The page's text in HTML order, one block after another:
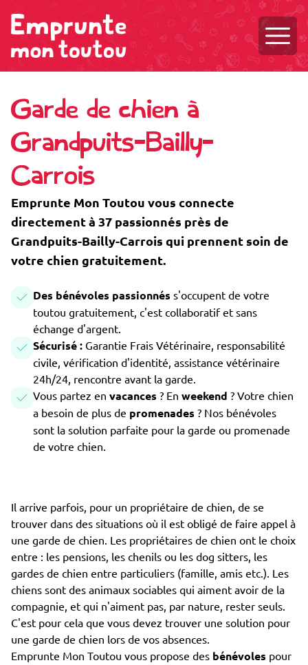
Garde de chien à
Grandpuits-Bailly-
Carrois
Emprunte Mon Toutou vous connecte
directement à 37 passionnés près de
Grandpuits-Bailly-Carrois qui prennent soin de
votre chien gratuitement.
Des bénévoles passionnés s'occupent de votre
toutou gratuitement, c'est collaboratif et sans
échange d'argent.
Sécurisé : Garantie Frais Vétérinaire, responsabilité
civile, vérification d'identité, assistance vétérinaire
24h/24, rencontre avant la garde.
Vous partez en vacances ? En weekend ? Votre chien
a besoin de plus de promenades ? Nos bénévoles
sont la solution parfaite pour la garde ou promenade
de votre chien.
Il arrive parfois, pour un propriétaire de chien, de se
trouver dans des situations où il est obligé de faire appel à
une garde de chien. Les propriétaires de chien ont le choix
entre : les pensions, les chenils ou les dog sitters, les
gardes de chien entre particuliers (famille, amis etc.). Les
chiens sont des animaux sociables qui aiment avoir de la
compagnie, et qui n'aiment pas, par nature, rester seuls.
C'est pour cela que vous devez trouver une solution pour
une garde de chien lors de vos absences.
Emprunte Mon Toutou vous propose des bénévoles pour